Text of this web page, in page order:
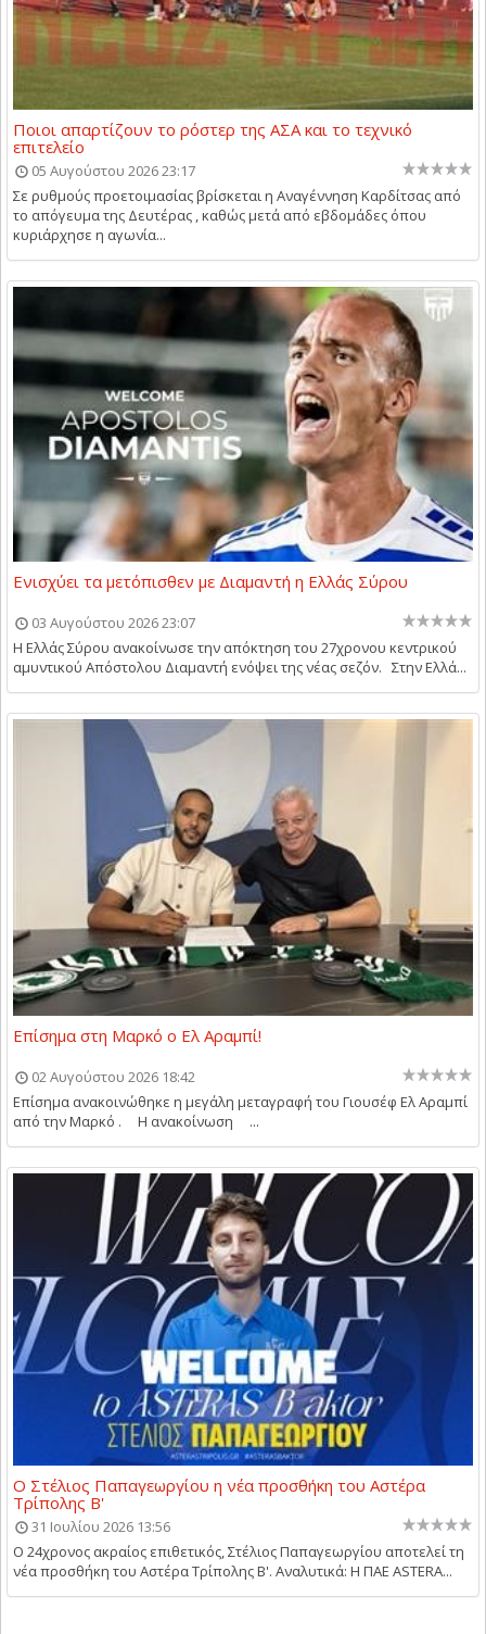
Ποιοι απαρτίζουν το ρόστερ της ΑΣΑ και το τεχνικό
επιτελείο
05 Αυγούστου 2026 23:17
Σε ρυθμούς προετοιμασίας βρίσκεται η Αναγέννηση Καρδίτσας από
το απόγευμα της Δευτέρας , καθώς μετά από εβδομάδες όπου
κυριάρχησε η αγωνία...
Ενισχύει τα μετόπισθεν με Διαμαντή η Ελλάς Σύρου
03 Αυγούστου 2026 23:07
Η Ελλάς Σύρου ανακοίνωσε την απόκτηση του 27χρονου κεντρικού
αμυντικού Απόστολου Διαμαντή ενόψει της νέας σεζόν. Στην Ελλά...
Επίσημα στη Μαρκό ο Ελ Αραμπί!
02 Αυγούστου 2026 18:42
Επίσημα ανακοινώθηκε η μεγάλη μεταγραφή του Γιουσέφ Ελ Αραμπί
από την Μαρκό . Η ανακοίνωση ...
Ο Στέλιος Παπαγεωργίου η νέα προσθήκη του Αστέρα
Τρίπολης Β'
31 Ιουλίου 2026 13:56
Ο 24χρονος ακραίος επιθετικός, Στέλιος Παπαγεωργίου αποτελεί τη
νέα προσθήκη του Αστέρα Τρίπολης Β'. Αναλυτικά: Η ΠΑΕ ASTERA...